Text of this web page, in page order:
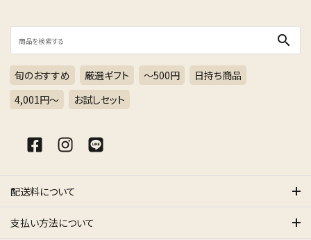
search
旬のおすすめ 厳選ギフト ～500円
日持ち商品
4,001円〜
お試しセット
配送料について
支払い方法について